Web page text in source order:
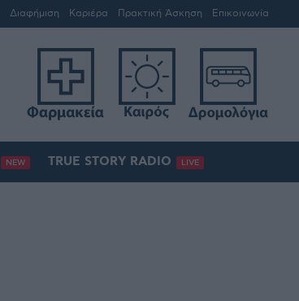
Διαφήμιση Καριέρα Πρακτική Άσκηση Επικοινωνία
NEW TRUE STORY RADIO LIVE